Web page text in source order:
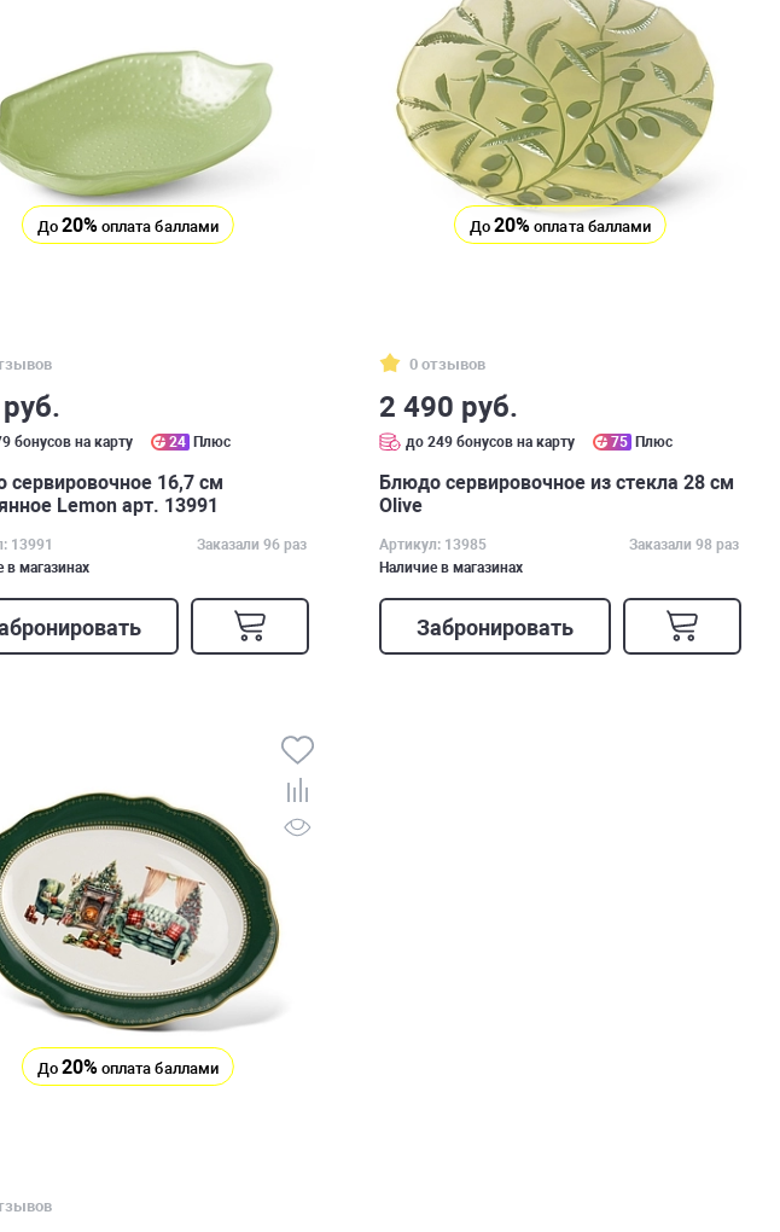
До 20% оплата баллами
бонусов на карту 24 Плюс
сервировочное 16,7 см
Lemon арт. 13991
13991
Заказали 96 раз
в магазинах
До20% оплата баллами
0 отзывов
2 490 руб.
до 249 бонусов на карту 75 Плюс
Блюдо сервировочное из стекла 28 см
Olive
Артикул: 13985
Заказали 98 раз
Наличие в магазинах
Забронировать
До 20% оплата баллами